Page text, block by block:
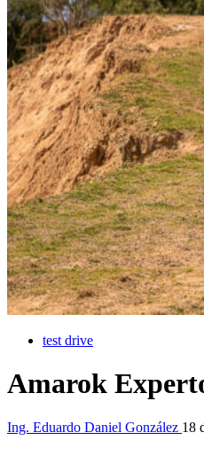
test drive
Amarok
Ing. Eduardo Daniel González 18